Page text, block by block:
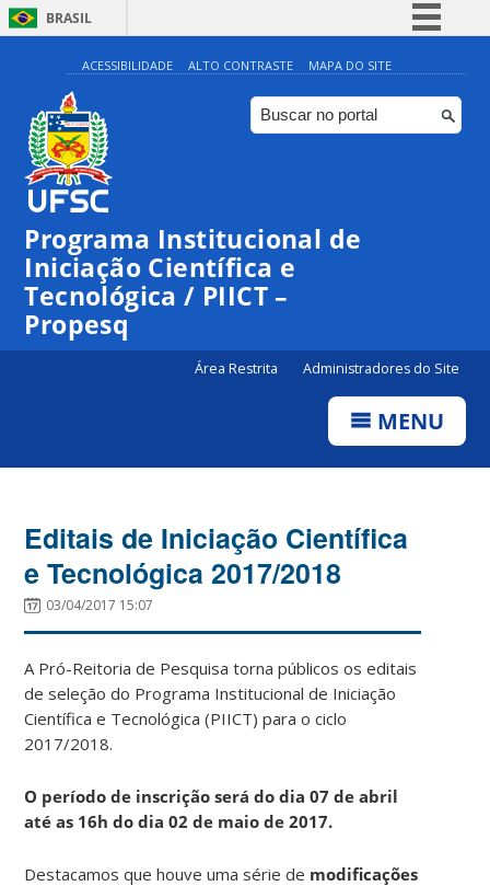
BRASIL
Simplifique!
Comunica BR
Participe
Canais
ACESSIBILIDADE ALTO CONTRASTE MAPA DO SITE
Programa Institucional de
Iniciação Científica e
Tecnológica / PIICT –
Propesq
Área Restrita Administradores do Site
MENU
Editais de Iniciação Científica
e Tecnológica 2017/2018
03/04/2017 15:07
A Pró-Reitoria de Pesquisa torna públicos os editais
de seleção do Programa Institucional de Iniciação
Científica e Tecnológica (PIICT) para o ciclo
2017/2018.
O período de inscrição será do dia 07 de abril
até as 16h do dia 02 de maio de 2017.
Destacamos que houve uma série de modificações